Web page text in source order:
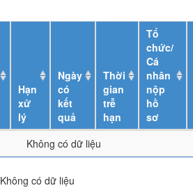
Hạn
xử
lý
Ngày
có
kết
quả
Thời
gian
trễ
hạn
Tổ
chức/
Cá
nhân
nộp
hồ
sơ
Không có dữ liệu
Không có dữ liệu